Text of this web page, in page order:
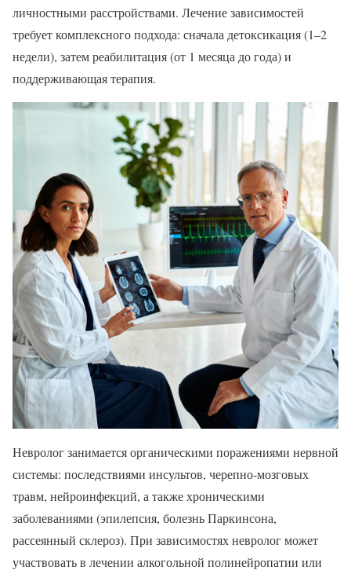
личностными расстройствами. Лечение зависимостей
требует комплексного подхода: сначала детоксикация (1–2
недели), затем реабилитация (от 1 месяца до года) и
поддерживающая терапия.
Невролог занимается органическими поражениями нервной
системы: последствиями инсультов, черепно-мозговых
травм, нейроинфекций, а также хроническими
заболеваниями (эпилепсия, болезнь Паркинсона,
рассеянный склероз). При зависимостях невролог может
участвовать в лечении алкогольной полинейропатии или